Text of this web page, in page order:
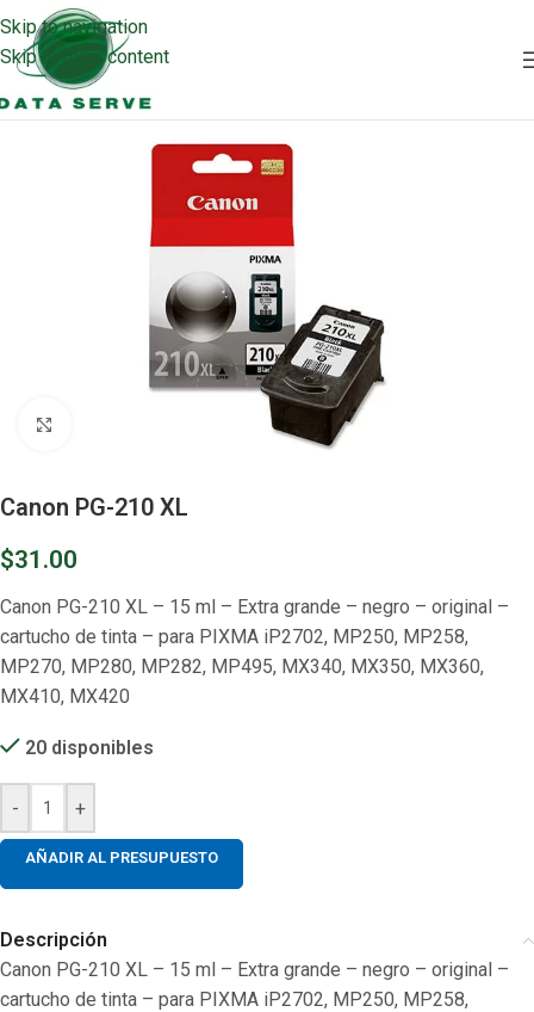
Skip to navigation
Skip to main content
Canon PG-210 XL
$31.00
Canon PG-210 XL – 15 ml – Extra grande – negro – original –
cartucho de tinta – para PIXMA iP2702, MP250, MP258,
MP270, MP280, MP282, MP495, MX340, MX350, MX360,
MX410, MX420
20 disponibles
- +
AÑADIR AL PRESUPUESTO
Descripción
Canon PG-210 XL – 15 ml – Extra grande – negro – original –
cartucho de tinta – para PIXMA iP2702, MP250, MP258,